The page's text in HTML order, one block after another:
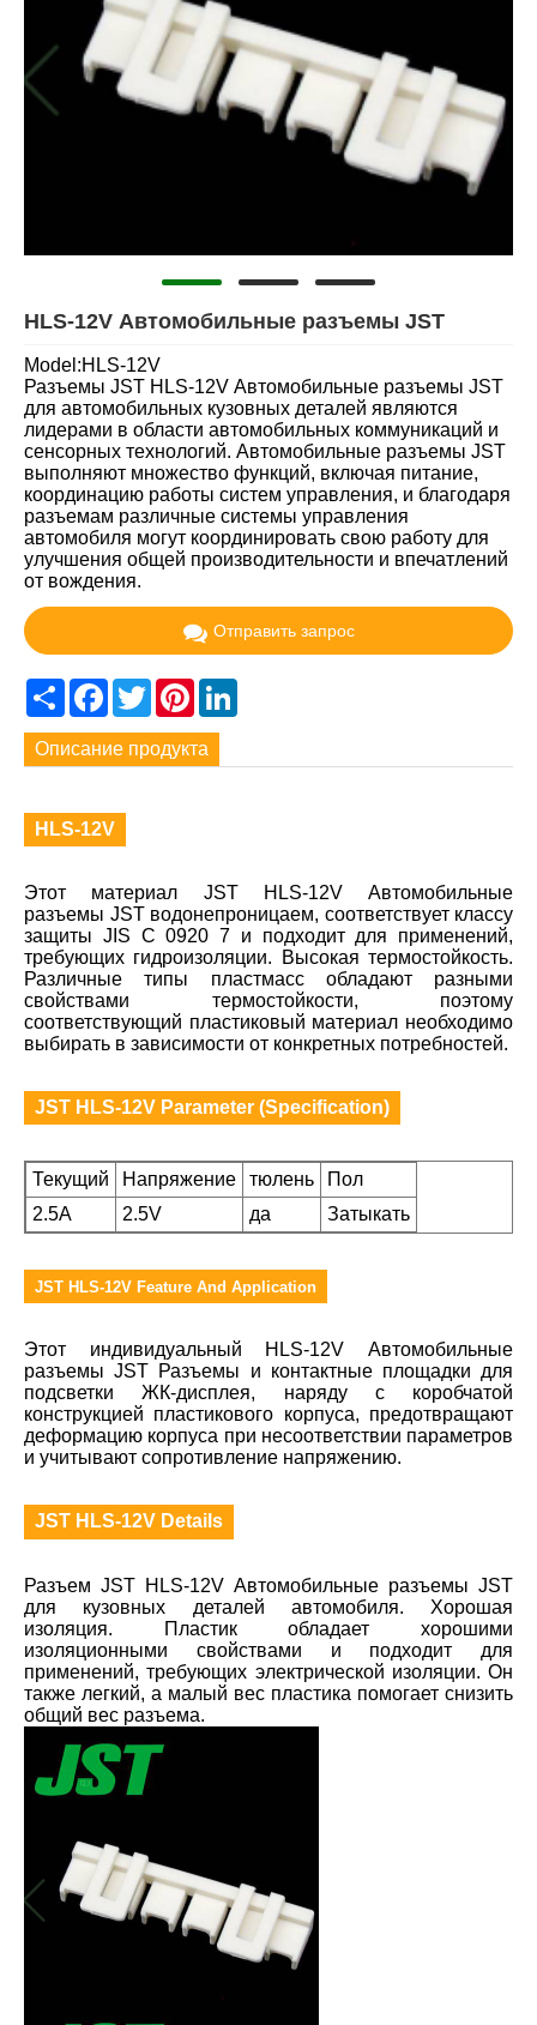
HLS-12V Автомобильные разъемы JST
Model:HLS-12V
Разъемы JST HLS-12V Автомобильные разъемы JST
для автомобильных кузовных деталей являются
лидерами в области автомобильных коммуникаций и
сенсорных технологий. Автомобильные разъемы JST
выполняют множество функций, включая питание,
координацию работы систем управления, и благодаря
разъемам различные системы управления
автомобиля могут координировать свою работу для
улучшения общей производительности и впечатлений
от вождения.
Отправить запрос
ShareFacebook
TwitterPinterest
Описание продукта
HLS-12V
Этот материал JST HLS-12V Автомобильные
разъемы JST водонепроницаем, соответствует классу
защиты JIS C 0920 7 и подходит для применений,
требующих гидроизоляции. Высокая термостойкость.
Различные типы пластмасс обладают разными
свойствами термостойкости, поэтому
соответствующий пластиковый материал необходимо
выбирать в зависимости от конкретных потребностей.
JST HLS-12V Parameter (Specification)
Текущий Напряжение тюлень
Пол
2.5A
2.5V да Затыкать
JST HLS-12V Feature And Application
Этот индивидуальный HLS-12V Автомобильные
разъемы JST Разъемы и контактные площадки для
подсветки ЖК-дисплея, наряду с коробчатой
конструкцией пластикового корпуса, предотвращают
деформацию корпуса при несоответствии параметров
и учитывают сопротивление напряжению.
JST HLS-12V Details
Разъем JST HLS-12V Автомобильные разъемы JST
для кузовных деталей автомобиля. Хорошая
изоляция. Пластик обладает хорошими
изоляционными свойствами и подходит для
применений, требующих электрической изоляции. Он
также легкий, а малый вес пластика помогает снизить
общий вес разъема.